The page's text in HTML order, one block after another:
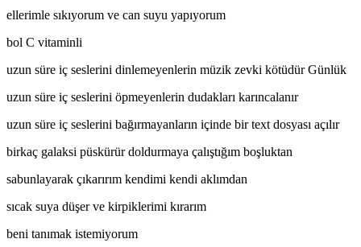
ellerimle sıkıyorum ve can suyu yapıyorum
bol C vitaminli
uzun süre iç seslerini dinlemeyenlerin müzik zevki kötüdür Günlük
uzun süre iç seslerini öpmeyenlerin dudakları karıncalanır
uzun süre iç seslerini bağırmayanların içinde bir text dosyası açılır
birkaç galaksi püskürür doldurmaya çalıştığım boşluktan
sabunlayarak çıkarırım kendimi kendi aklımdan
sıcak suya düşer ve kirpiklerimi kırarım
beni tanımak istemiyorum